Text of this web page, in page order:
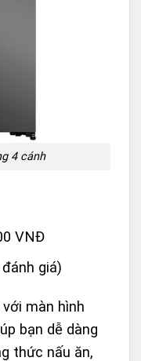
4 cánh
VNĐ
giá)
màn hình
bạn dễ dàng
thức nấu ăn,